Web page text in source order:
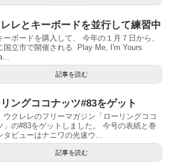
レとキーボードを並行して練習中
ーボードを購入して、 今年の１月７日から、
国立市で開催される Play Me, I'm Yours
記事を読む
ングココナッツ#83をゲット
ウクレレのフリーマガジン「ローリングココ
」の#83をゲットしました。 今号の表紙と巻
タビューはナニワの光速ウ...
記事を読む